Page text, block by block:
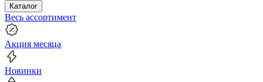
Каталог
Весь ассортимент
Акция месяца
Новинки